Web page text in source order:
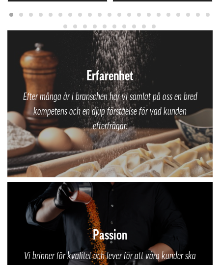
Erfarenhet
Efter många år i branschen har vi samlat på oss en bred
kompetens och en djup förståelse för vad kunden
efterfrågar.
Passion
Vi brinner för kvalitet och lever för att våra kunder ska